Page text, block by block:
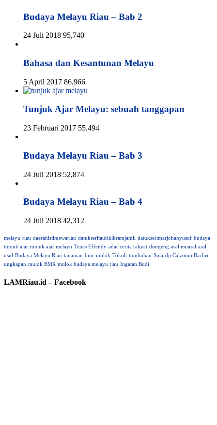
Budaya Melayu Riau – Bab 2
24 Juli 2018 95,740
Bahasa dan Kesantunan Melayu
5 April 2017 86,966
Tunjuk Ajar Melayu: sebuah tanggapan
23 Februari 2017 55,494
Budaya Melayu Riau – Bab 3
24 Juli 2018 52,874
Budaya Melayu Riau – Bab 4
24 Juli 2018 42,312
melayu riau daerahistimewariau datukseritaufikikramjamil datukserimarjohanyusuf budaya
tunjuk ajar tunjuk ajar melayu Tenas Effendy adat cerita rakyat dongeng asal muasal asal
usul Budaya Melayu Riau tanaman bmr mulok Tokoh tumbuhan Sutardji Calzoum Bachri
ungkapan mulok BMR mulok budaya melayu riau Ingatan Budi
LAMRiau.id – Facebook